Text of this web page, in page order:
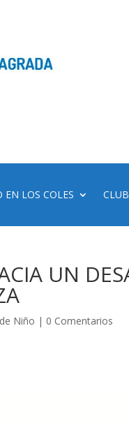
EN LOS COLES
UN
Niño | 0 Comentarios